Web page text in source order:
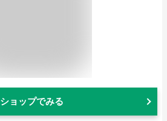
ショップでみる